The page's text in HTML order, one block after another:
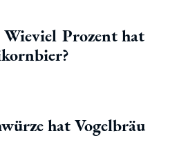
Prozent hat
hat Vogelbräu